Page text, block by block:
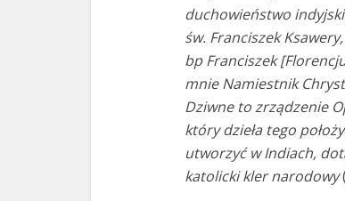
duchowieństwo
św. Franciszek
bp Franciszek
mnie Namiestnik
Dziwne to zrządzenie
który dzieła tego
utworzyć w Indiach,
katolicki kler narodowy